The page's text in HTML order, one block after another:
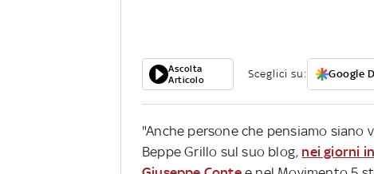
Ascolta
Articolo
Sceglici su: Google
"Anche persone che pensiamo siano
Beppe Grillo sul suo blog, nei giorni